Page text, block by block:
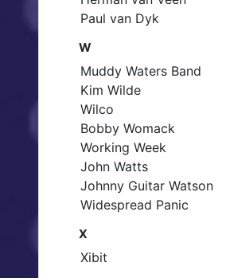
Paul van Dyk
W
Muddy Waters Band
Kim Wilde
Wilco
Bobby Womack
Working Week
John Watts
Johnny Guitar Watson
Widespread Panic
X
Xibit